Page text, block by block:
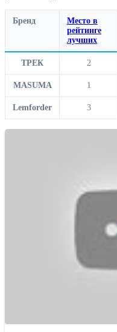
Бренд
Место в
рейтинге
лучших
ТРЕК 2
MASUMA 1
Lemforder 3